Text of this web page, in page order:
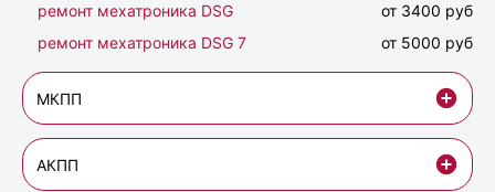
ремонт мехатроника DSG
от 3400 руб
ремонт мехатроника DSG 7
от 5000 руб
МКПП
АКПП